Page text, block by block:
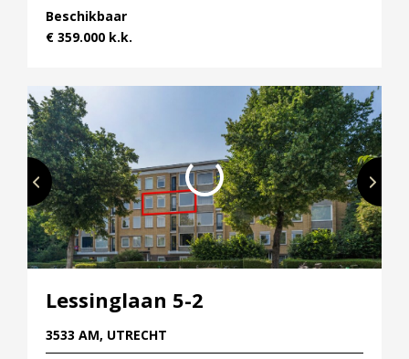
Beschikbaar
€ 359.000 k.k.
Lessinglaan 5-2
3533 AM, UTRECHT